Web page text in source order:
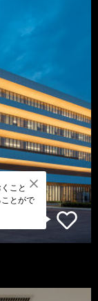
こと
とがで